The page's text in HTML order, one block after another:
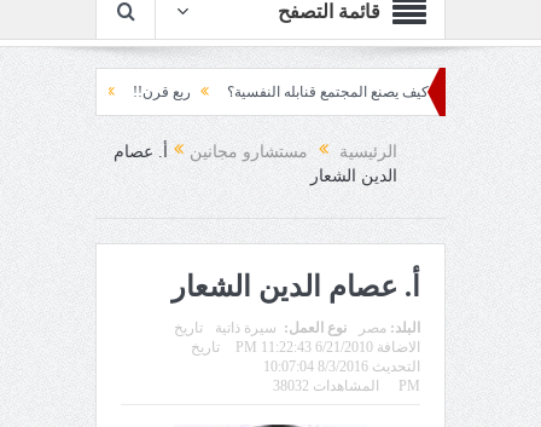
قائمة التصفح
المتراكم... كيف يصنع المجتمع قنابله النفسية؟ ربع قرن!! رزقٌ من يستكثره؟!
العقاد!!
الرئيسية مستشارو مجانين
أ. عصام
الدين الشعار
أ. عصام الدين الشعار
البلد: مصر نوع العمل: سيرة ذاتية
تاريخ
الاضافة 6/21/2010 11:22:43 PM
تاريخ
التحديث 8/3/2016 10:07:04
PM
المشاهدات 38032